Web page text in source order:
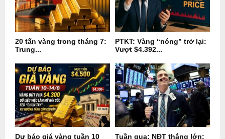
20 tấn vàng trong tháng 7:
Trung...
PTKT: Vàng “nóng” trở lại:
Vượt $4.392...
Dự báo giá vàng tuần 10 Tuần qua: NĐT thắng lớn: